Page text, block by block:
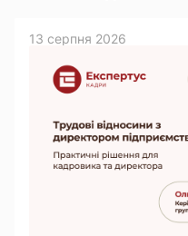
13 серпня 2026